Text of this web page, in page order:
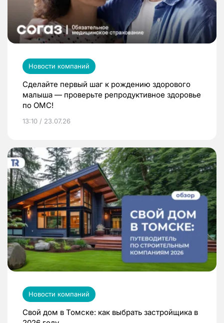
Новости компаний
Сделайте первый шаг к рождению здорового
малыша — проверьте репродуктивное здоровье
по ОМС!
13:10 / 23.07.26
Новости компаний
Свой дом в Томске: как выбрать застройщика в